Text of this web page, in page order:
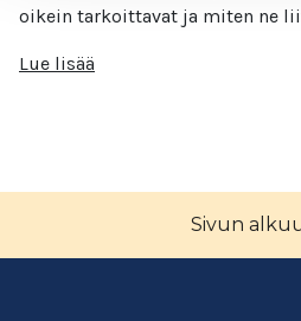
oikein tarkoittavat ja miten ne
Lue lisää
Sivun